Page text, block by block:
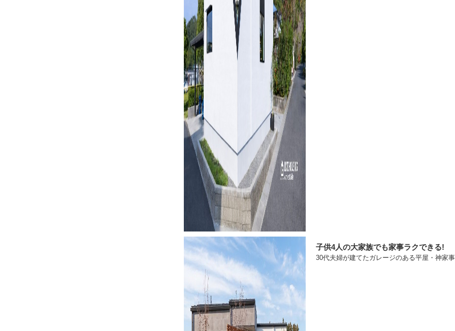
子供4人の大家族でも家事ラクできる!
30代夫婦が建てたガレージのある平屋・神家